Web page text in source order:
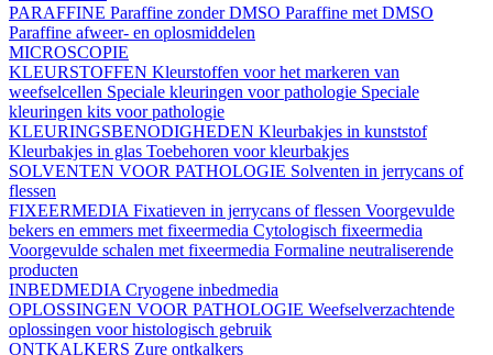
PARAFFINE Paraffine zonder DMSO Paraffine met DMSO
Paraffine afweer- en oplosmiddelen
MICROSCOPIE
KLEURSTOFFEN Kleurstoffen voor het markeren van
weefselcellen Speciale kleuringen voor pathologie Speciale
kleuringen kits voor pathologie
KLEURINGSBENODIGHEDEN Kleurbakjes in kunststof
Kleurbakjes in glas Toebehoren voor kleurbakjes
SOLVENTEN VOOR PATHOLOGIE Solventen in jerrycans of
flessen
FIXEERMEDIA Fixatieven in jerrycans of flessen Voorgevulde
bekers en emmers met fixeermedia Cytologisch fixeermedia
Voorgevulde schalen met fixeermedia Formaline neutraliserende
producten
INBEDMEDIA Cryogene inbedmedia
OPLOSSINGEN VOOR PATHOLOGIE Weefselverzachtende
oplossingen voor histologisch gebruik
ONTKALKERS Zure ontkalkers